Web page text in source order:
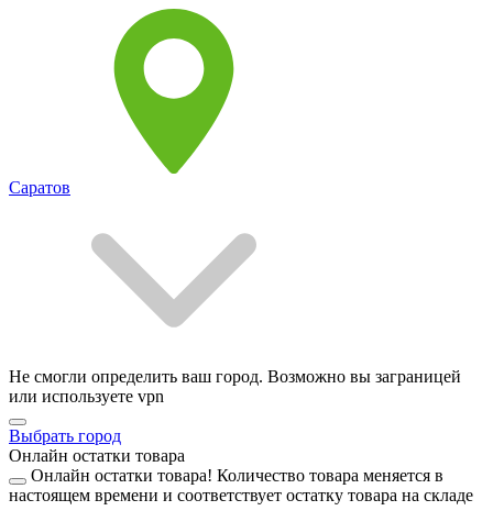
Саратов
Не смогли определить ваш город. Возможно вы заграницей
или используете vpn
Выбрать город
Онлайн остатки товара
Онлайн остатки товара! Количество товара меняется в
настоящем времени и соответствует остатку товара на складе